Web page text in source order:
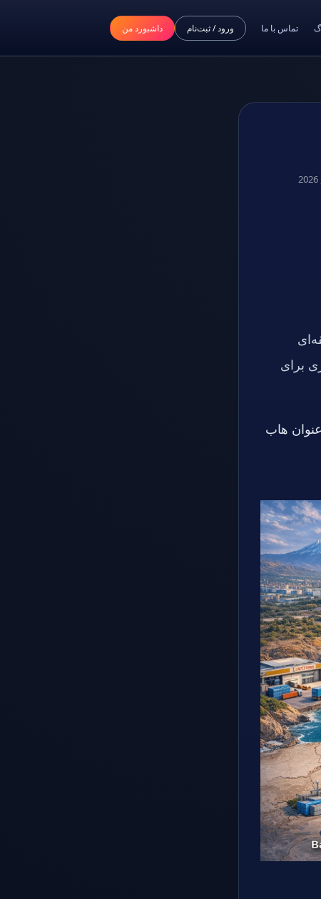
تماس با ما ورود / ثبت‌نام داشبورد من
برای
هاب